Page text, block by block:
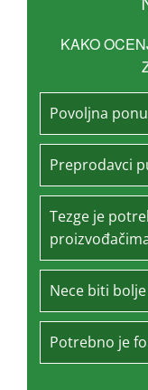
KAKO
Povoljna
Preprodavci
Tezge je
Nece biti
Potrebno je